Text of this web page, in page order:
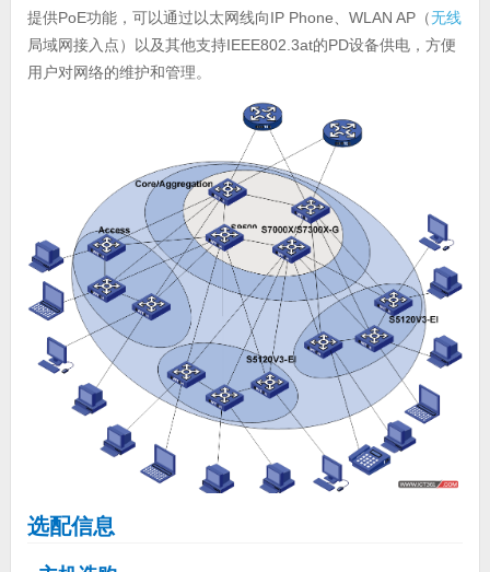
提供PoE功能，可以通过以太网线向IP Phone、WLAN AP（无线
局域网接入点）以及其他支持IEEE802.3at的PD设备供电，方便
用户对网络的维护和管理。
选配信息